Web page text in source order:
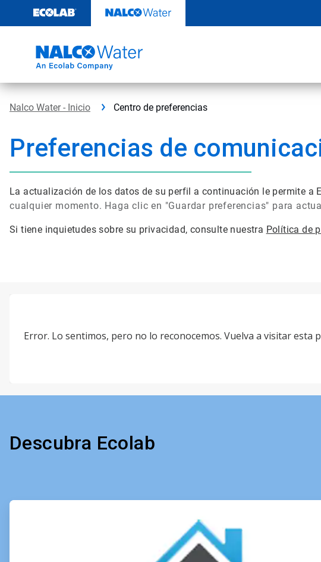
contenido
Nalco Water - Inicio Centro de preferencias
Preferencias de
La actualización de los datos de su perfil a continuación le permite a
cualquier momento. Haga clic en "Guardar preferencias" para
Si tiene inquietudes sobre su privacidad, consulte nuestra Política de
Error. Lo sentimos, pero no lo reconocemos. Vuelva a visitar esta
Descubra Ecolab
ArticleTile